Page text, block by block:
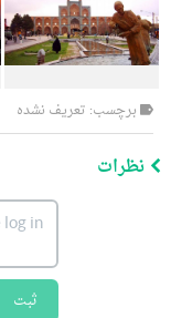
برچسب: تعریف نشده
نظرات
ثبت